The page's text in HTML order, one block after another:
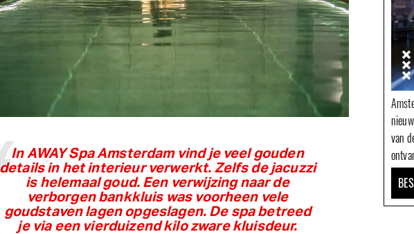
In AWAY Spa Amsterdam vind je veel gouden
details in het interieur verwerkt. Zelfs de jacuzzi
is helemaal goud. Een verwijzing naar de
verborgen bankkluis was voorheen vele
goudstaven lagen opgeslagen. De spa betreed
je via een vierduizend kilo zware kluisdeur.
van